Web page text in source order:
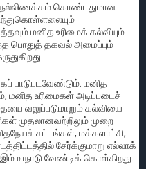
நல்லிணக்கம் கொண்டதுமான
மனித உரிமைக் கல்வியும்
பொதுத் தகவல் அமைப்பும்
பாடுபடவேண்டும். மனித
மனித உரிமைகள் அடிப்படைச்
வலுப்படுமாறும் கல்வியை
முதலானவற்றிலும் முறை
சட்டங்கள், மக்களாட்சி,
சேர்க்குமாறு எல்லாக்
வேண்டிக் கொள்கிறது.